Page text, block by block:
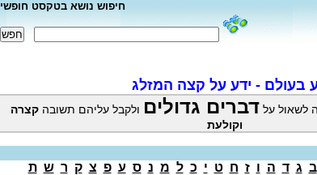
חיפוש נושא בטקסט חופשי
בעולם - ידע על קצה המזלג
לשאול על דברים גדולים ולקבל עליהם תשובה קצרה
וקולעת
ב ג ד ה ו ז ח ט י כ ל מ נ ס ע פ צ ק ר ש ת